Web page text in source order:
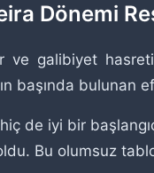
Dönemi
ve galibiyet
başında bulunan
de iyi bir
Bu olumsuz